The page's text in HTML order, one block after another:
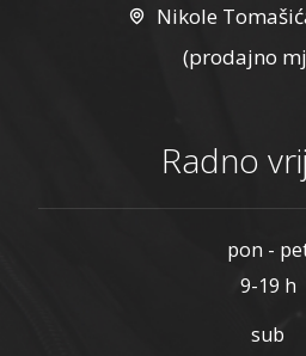
Nikole
(prodajno
Radno
pon -
9-19 h
sub